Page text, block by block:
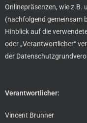
Onlinepräsenzen, wie z.B.
(nachfolgend gemeinsam
Hinblick auf die
oder „Verantwortlicher“
der
Verantwortlicher:
Vincent Brunner